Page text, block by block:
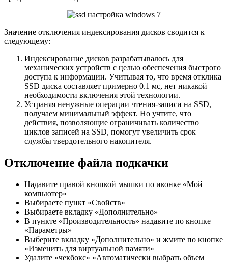
Значение отключения индексирования дисков сводится к
следующему:
Индексирование дисков разрабатывалось для
механических устройств с целью обеспечения быстрого
доступа к информации. Учитывая то, что время отклика
SSD диска составляет примерно 0.1 мс, нет никакой
необходимости включения этой технологии.
Устраняя ненужные операции чтения-записи на SSD,
получаем минимальный эффект. Но учтите, что
действия, позволяющие ограничивать количество
циклов записей на SSD, помогут увеличить срок
службы твердотельного накопителя.
Отключение файла подкачки
Надавите правой кнопкой мышки по иконке «Мой
компьютер»
Выбираете пункт «Свойств»
Выбираете вкладку «Дополнительно»
В пункте «Производительность» надавите по кнопке
«Параметры»
Выберите вкладку «Дополнительно» и жмите по кнопке
«Изменить для виртуальной памяти»
Удалите «чекбокс» «Автоматически выбрать объем